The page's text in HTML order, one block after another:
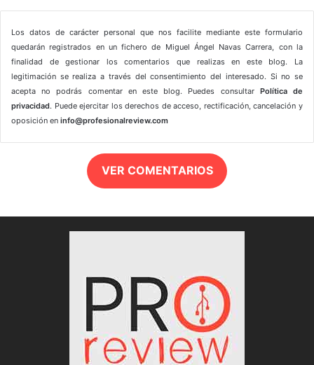
Los datos de carácter personal que nos facilite mediante este formulario
quedarán registrados en un fichero de Miguel Ángel Navas Carrera, con la
finalidad de gestionar los comentarios que realizas en este blog. La
legitimación se realiza a través del consentimiento del interesado. Si no se
acepta no podrás comentar en este blog. Puedes consultar Política de
privacidad. Puede ejercitar los derechos de acceso, rectificación, cancelación y
oposición en info@profesionalreview.com
VER COMENTARIOS